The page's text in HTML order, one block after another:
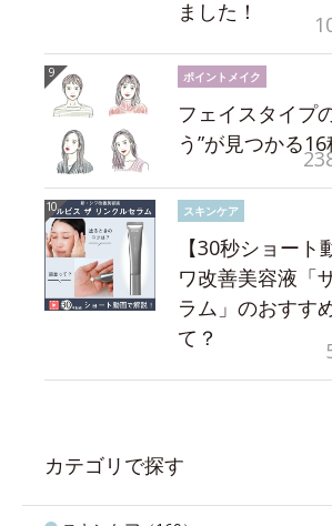
ました！
ポイントメイク
フェイスタイプ
う”が見つかる
スキンケア
【30秒ショート
ワ改善美容液「
ラム」のおすす
て？
カテゴリで探す